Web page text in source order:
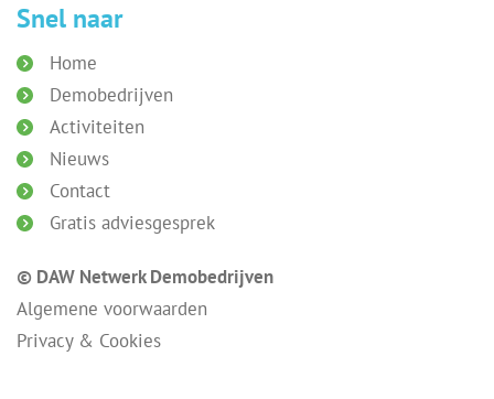
Snel naar
Home
Demobedrijven
Activiteiten
Nieuws
Contact
Gratis adviesgesprek
© DAW Netwerk Demobedrijven
Algemene voorwaarden
Privacy & Cookies